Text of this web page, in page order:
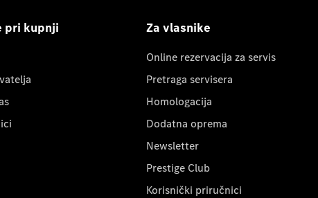
pri kupnji Za vlasnike
Online rezervacija za servis
Pretraga servisera
Homologacija
Dodatna oprema
Newsletter
Prestige Club
Korisnički priručnici